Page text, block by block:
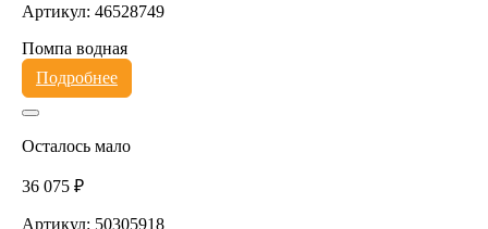
Артикул: 46528749
Помпа водная
Подробнее
Осталось мало
36 075 ₽
Артикул: 50305918